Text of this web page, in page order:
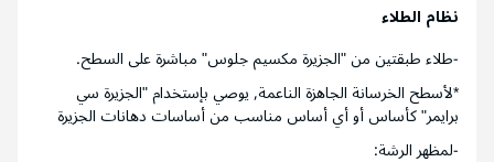
نظام الطلاء
-طلاء طبقتين من "الجزيرة مكسيم جلوس" مباشرة على السطح.
*لأسطح الخرسانة الجاهزة الناعمة, يوصي بإستخدام "الجزيرة سي
برايمر" كأساس أو أي أساس مناسب من أساسات دهانات الجزيرة
-لمظهر الرشة: